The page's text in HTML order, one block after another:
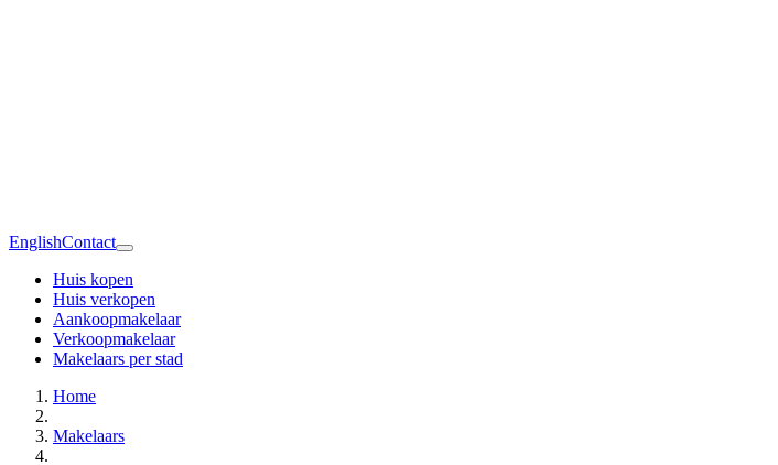
EnglishContact
Huis kopen
Huis verkopen
Aankoopmakelaar
Verkoopmakelaar
Makelaars per stad
Home
Makelaars